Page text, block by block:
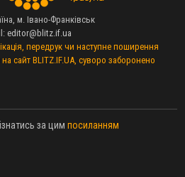
побила малолітнього хлопчика: суд
тисяч компенсації
гідрологічна посуха - рівні
показників
за допомогою БПЛА розшукали
м. Івано-Франківськ
editor@blitz.if.ua
передрук чи наступне поширення
сайт BLITZ.IF.UA, суворо заборонено
за цимпосиланням